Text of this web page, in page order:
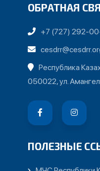
ОБРАТНАЯ
+7 (727) 292-
Республика
050022, ул.
ПОЛЕЗНЫЕ